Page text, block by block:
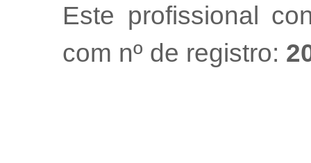
Este profissional
com nº de registro: